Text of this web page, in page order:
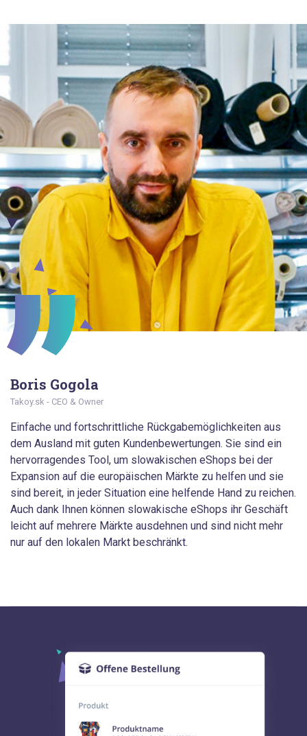
Boris Gogola
Takoy.sk - CEO & Owner
Einfache und fortschrittliche Rückgabemöglichkeiten aus
dem Ausland mit guten Kundenbewertungen. Sie sind ein
hervorragendes Tool, um slowakischen eShops bei der
Expansion auf die europäischen Märkte zu helfen und sie
sind bereit, in jeder Situation eine helfende Hand zu reichen.
Auch dank Ihnen können slowakische eShops ihr Geschäft
leicht auf mehrere Märkte ausdehnen und sind nicht mehr
nur auf den lokalen Markt beschränkt.